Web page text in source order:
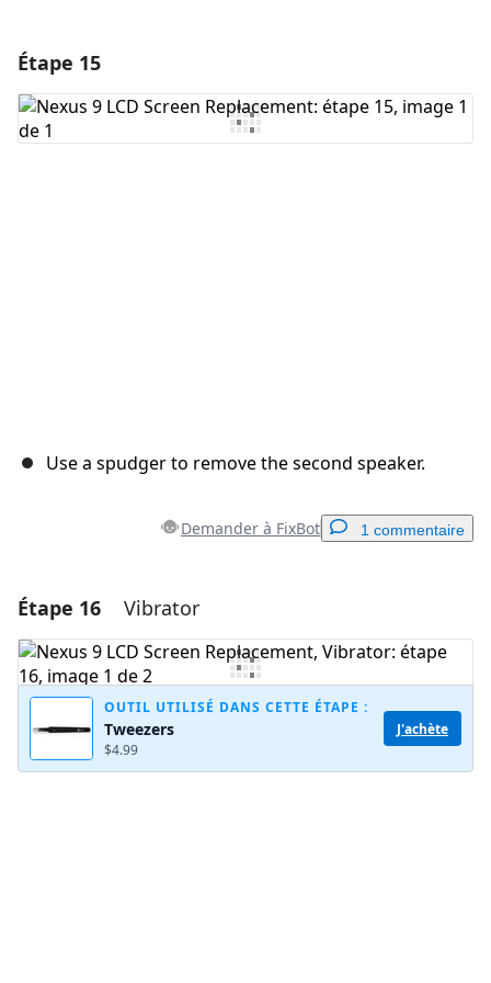
Ajouter un commentaire
Étape 15
Use a spudger to remove the second speaker.
Demander à FixBot 1 commentaire
Ajouter un commentaire
Ajouter un commentaire
Étape 16 Vibrator
OUTIL UTILISÉ DANS CETTE ÉTAPE :
Tweezers
$4.99
J'achète